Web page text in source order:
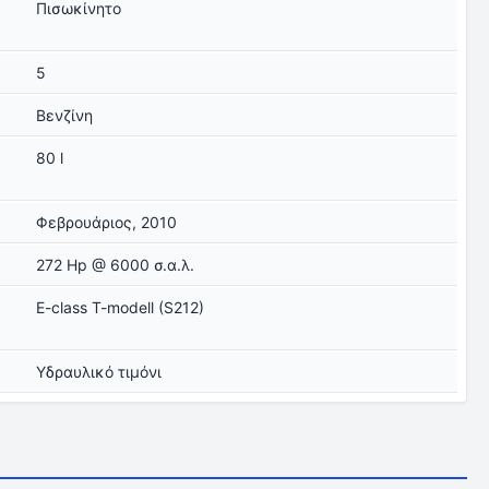
Πισωκίνητο
5
Βενζίνη
80 l
Φεβρουάριος, 2010
272 Hp @ 6000 σ.α.λ.
E-class T-modell (S212)
Υδραυλικό τιμόνι